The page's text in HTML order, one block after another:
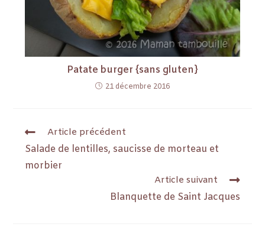
Patate burger {sans gluten}
21 décembre 2016
Article précédent
Salade de lentilles, saucisse de morteau et
morbier
Article suivant
Blanquette de Saint Jacques